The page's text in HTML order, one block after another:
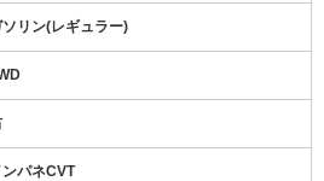
ソリン(レギュラー)
ンパネCVT